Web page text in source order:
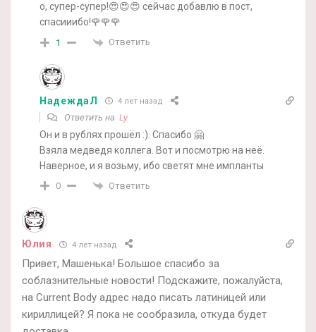
о, супер-супер!😍😍😍 сейчас добавлю в пост,
спасииибо!🌹🌹🌹
1 Ответить
НадеждаЛ 4 лет назад
Ответить на Ly
Он и в рублях прошёл :). Спасибо 🤗
Взяла медведя коллега. Вот и посмотрю на неё.
Наверное, и я возьму, ибо светят мне импланты
0 Ответить
Юлия 4 лет назад
Привет, Машенька! Большое спасибо за
соблазнительные новости! Подскажите, пожалуйста,
на Current Body адрес надо писать латиницей или
кириллицей? Я пока не сообразила, откуда будет